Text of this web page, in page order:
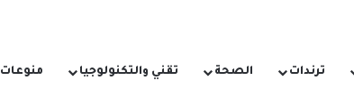
ترندات الصحة تقني والتكنولوجيا منوعات